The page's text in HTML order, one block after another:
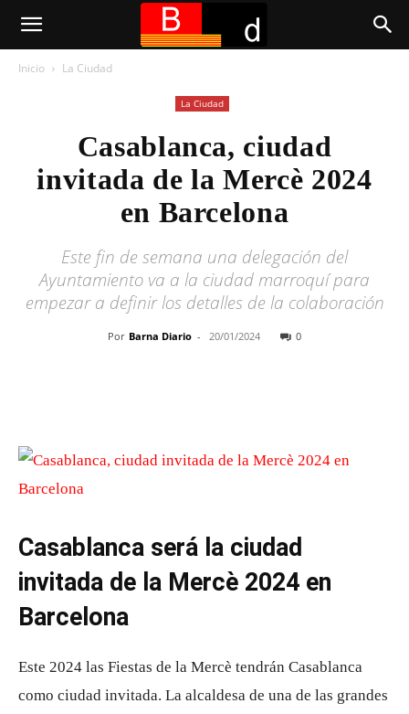
Inicio La Ciudad
La Ciudad
Casablanca, ciudad
invitada de la Mercè 2024
en Barcelona
Este fin de semana una delegación del
Ayuntamiento va a la ciudad marroquí para
empezar a definir los detalles de la colaboración
Por Barna Diario - 20/01/2024 0
Casablanca será la ciudad
invitada de la Mercè 2024 en
Barcelona
Este 2024 las Fiestas de la Mercè tendrán Casablanca
como ciudad invitada. La alcaldesa de una de las grandes